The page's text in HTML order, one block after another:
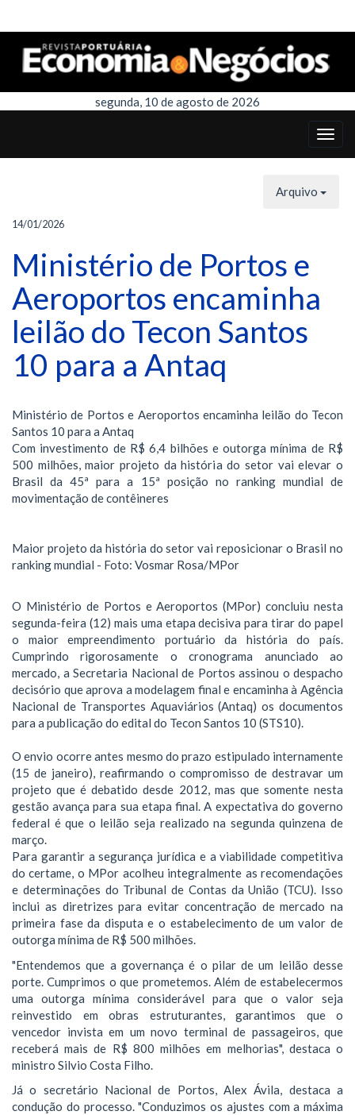
segunda, 10 de agosto de 2026
Arquivo
14/01/2026
Ministério de Portos e
Aeroportos encaminha
leilão do Tecon Santos
10 para a Antaq
Ministério de Portos e Aeroportos encaminha leilão do Tecon
Santos 10 para a Antaq
Com investimento de R$ 6,4 bilhões e outorga mínima de R$
500 milhões, maior projeto da história do setor vai elevar o
Brasil da 45ª para a 15ª posição no ranking mundial de
movimentação de contêineres
Maior projeto da história do setor vai reposicionar o Brasil no
ranking mundial - Foto: Vosmar Rosa/MPor
O Ministério de Portos e Aeroportos (MPor) concluiu nesta
segunda-feira (12) mais uma etapa decisiva para tirar do papel
o maior empreendimento portuário da história do país.
Cumprindo rigorosamente o cronograma anunciado ao
mercado, a Secretaria Nacional de Portos assinou o despacho
decisório que aprova a modelagem final e encaminha à Agência
Nacional de Transportes Aquaviários (Antaq) os documentos
para a publicação do edital do Tecon Santos 10 (STS10).
O envio ocorre antes mesmo do prazo estipulado internamente
(15 de janeiro), reafirmando o compromisso de destravar um
projeto que é debatido desde 2012, mas que somente nesta
gestão avança para sua etapa final. A expectativa do governo
federal é que o leilão seja realizado na segunda quinzena de
março.
Para garantir a segurança jurídica e a viabilidade competitiva
do certame, o MPor acolheu integralmente as recomendações
e determinações do Tribunal de Contas da União (TCU). Isso
inclui as diretrizes para evitar concentração de mercado na
primeira fase da disputa e o estabelecimento de um valor de
outorga mínima de R$ 500 milhões.
"Entendemos que a governança é o pilar de um leilão desse
porte. Cumprimos o que prometemos. Além de estabelecermos
uma outorga mínima considerável para que o valor seja
reinvestido em obras estruturantes, garantimos que o
vencedor invista em um novo terminal de passageiros, que
receberá mais de R$ 800 milhões em melhorias", destaca o
ministro Silvio Costa Filho.
Já o secretário Nacional de Portos, Alex Ávila, destaca a
condução do processo. "Conduzimos os ajustes com a máxima